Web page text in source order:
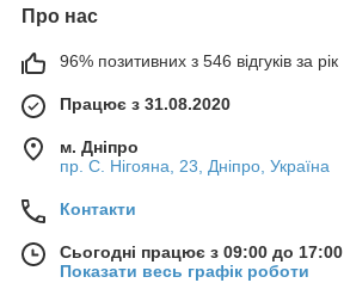
Про нас
96% позитивних з 546 відгуків за рік
Працює з 31.08.2020
м. Дніпро
пр. С. Нігояна, 23, Дніпро, Україна
Контакти
Сьогодні працює з 09:00 до 17:00
Показати весь графік роботи